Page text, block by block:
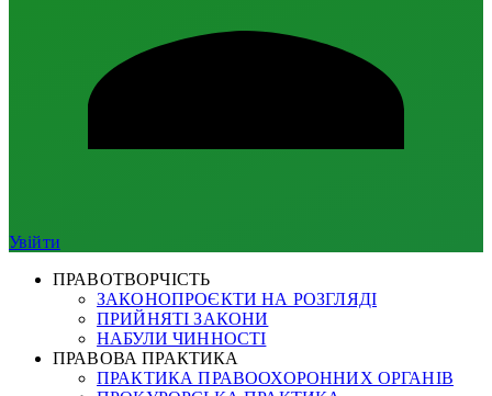
Увійти
ПРАВОТВОРЧІСТЬ
ЗАКОНОПРОЄКТИ НА РОЗГЛЯДІ
ПРИЙНЯТІ ЗАКОНИ
НАБУЛИ ЧИННОСТІ
ПРАВОВА ПРАКТИКА
ПРАКТИКА ПРАВООХОРОННИХ ОРГАНІВ